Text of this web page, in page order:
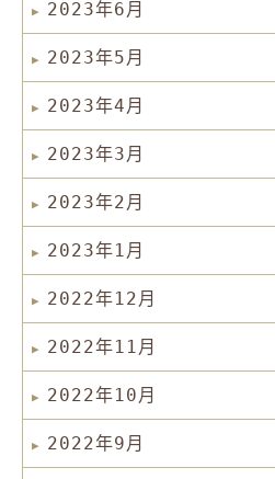
2023年6月
2023年5月
2023年4月
2023年3月
2023年2月
2023年1月
2022年12月
2022年11月
2022年10月
2022年9月